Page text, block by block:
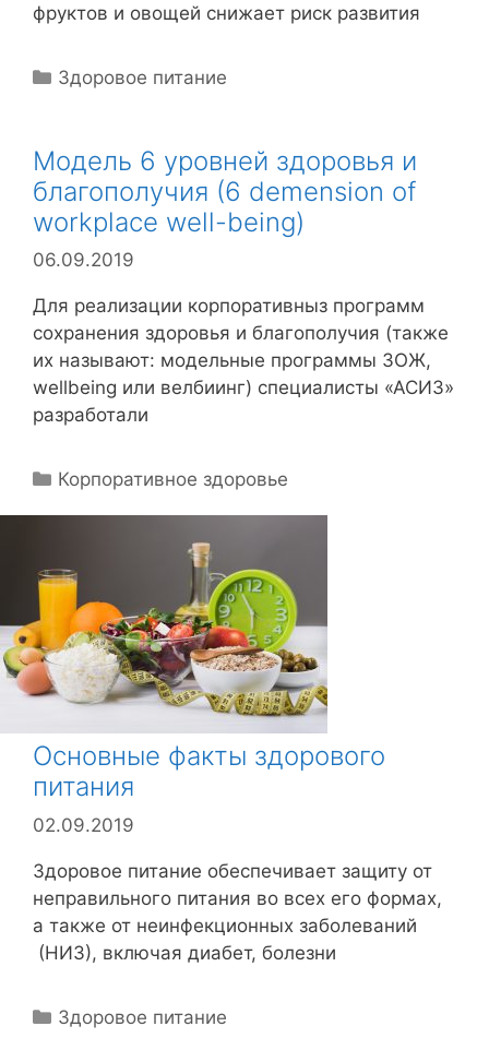
фруктов и овощей снижает риск развития
Р
р
и
к
Здоровое питание
Модель 6 уровней здоровья и
благополучия (6 demension of
workplace well-being)
06.09.2019
Для реализации корпоративныз программ
сохранения здоровья и благополучия (также
их называют: модельные программы ЗОЖ,
wellbeing или велбиинг) специалисты «АСИЗ»
разработали
Р
и
и
Корпоративное здоровье
Основные факты здорового
питания
02.09.2019
Здоровое питание обеспечивает защиту от
неправильного питания во всех его формах,
а также от неинфекционных заболеваний
(НИЗ), включая диабет, болезни
Р
Здоровое питание